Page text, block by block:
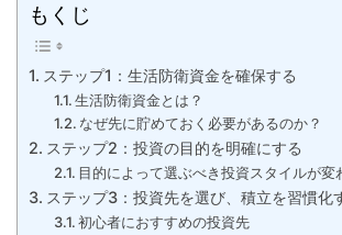
もくじ
ステップ1：生活防衛資金を確保する
生活防衛資金とは？
なぜ先に貯めておく必要があるのか？
ステップ2：投資の目的を明確にする
目的によって選ぶべき投資スタイルが変
ステップ3：投資先を選び、積立を習慣化
初心者におすすめの投資先